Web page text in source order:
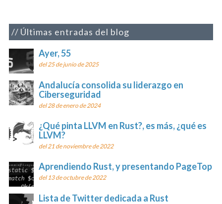
Últimas entradas del blog
Ayer, 55
del 25 de junio de 2025
Andalucía consolida su liderazgo en
Ciberseguridad
del 28 de enero de 2024
¿Qué pinta LLVM en Rust?, es más, ¿qué es
LLVM?
del 21 de noviembre de 2022
Aprendiendo Rust, y presentando PageTop
del 13 de octubre de 2022
Lista de Twitter dedicada a Rust